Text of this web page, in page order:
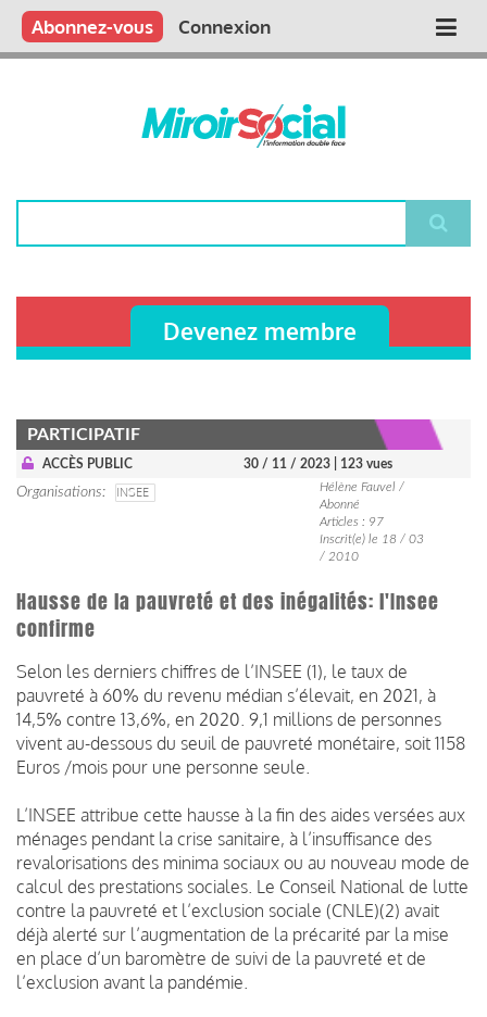
Aller
contenu
Main
Qui sommes nous ?
Vous publiez
Nous publions
Contactez-nous
Abonnez-vous Connexion
Devenez membre
PARTICIPATIF
ACCÈS PUBLIC 30 / 11 / 2023 | 123 vues
Organisations INSEE
Hélène Fauvel /
Abonné
Articles : 97
Inscrit(e) le 18 / 03
/ 2010
Hausse de la pauvreté et des inégalités: l'Insee
confirme
Selon les derniers chiffres de l’INSEE (1), le taux de
pauvreté à 60% du revenu médian s’élevait, en 2021, à
14,5% contre 13,6%, en 2020. 9,1 millions de personnes
vivent au-dessous du seuil de pauvreté monétaire, soit 1158
Euros /mois pour une personne seule.
L’INSEE attribue cette hausse à la fin des aides versées aux
ménages pendant la crise sanitaire, à l’insuffisance des
revalorisations des minima sociaux ou au nouveau mode de
calcul des prestations sociales. Le Conseil National de lutte
contre la pauvreté et l’exclusion sociale (CNLE)(2) avait
déjà alerté sur l’augmentation de la précarité par la mise
en place d’un baromètre de suivi de la pauvreté et de
l’exclusion avant la pandémie.